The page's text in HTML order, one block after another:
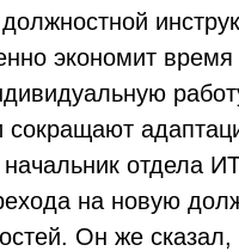
экономит время
сокращают
отдела
на новую
Он же сказал,